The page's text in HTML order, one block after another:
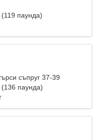
паунда)
съпруг 37-39
паунда)